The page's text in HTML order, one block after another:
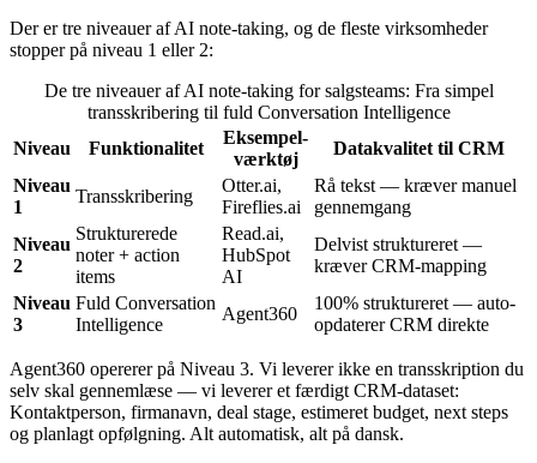
Der er tre niveauer af AI note-taking, og de fleste virksomheder
stopper på niveau 1 eller 2:
De tre niveauer af AI note-taking for salgsteams: Fra simpel
transskribering til fuld Conversation Intelligence
Niveau
Funktionalitet
Eksempel-
værktøj
Datakvalitet til CRM
Niveau
1
Transskribering
Otter.ai,
Fireflies.ai
Rå tekst — kræver manuel
gennemgang
Niveau
2
Strukturerede
noter + action
items
Read.ai,
HubSpot
AI
Delvist struktureret —
kræver CRM-mapping
Niveau
3
Fuld Conversation
Intelligence
Agent360
100% struktureret — auto-
opdaterer CRM direkte
Agent360 opererer på Niveau 3. Vi leverer ikke en transskription du
selv skal gennemlæse — vi leverer et færdigt CRM-dataset:
Kontaktperson, firmanavn, deal stage, estimeret budget, next steps
og planlagt opfølgning. Alt automatisk, alt på dansk.